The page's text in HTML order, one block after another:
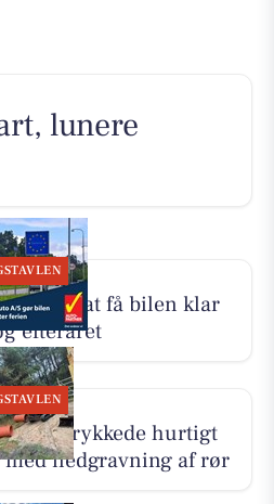
lunere
med at få bilen klar
efteråret
Anlæg rykkede hurtigt
nedgravning af rør